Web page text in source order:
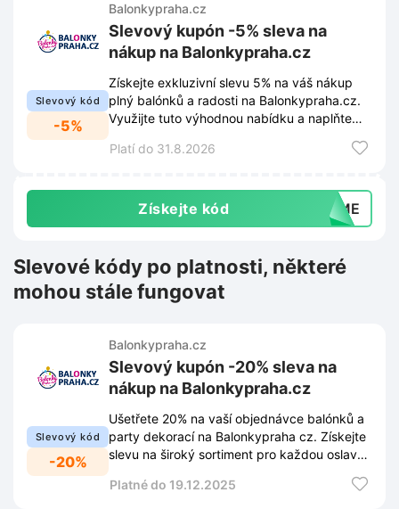
Slevový kód
-5%
Balonkypraha.cz
Slevový kupón -5% sleva na
nákup na Balonkypraha.cz
Získejte exkluzivní slevu 5% na váš nákup
plný balónků a radosti na Balonkypraha.cz.
Využijte tuto výhodnou nabídku a naplňte
Platí do 31.8.2026
Získejte kód MIME
Slevové kódy po platnosti, některé
mohou stále fungovat
Slevový kód
-20%
Balonkypraha.cz
Slevový kupón -20% sleva na
nákup na Balonkypraha.cz
Ušetřete 20% na vaší objednávce balónků a
party dekorací na Balonkypraha cz. Získejte
slevu na široký sortiment pro každou oslavu
Platné do 19.12.2025